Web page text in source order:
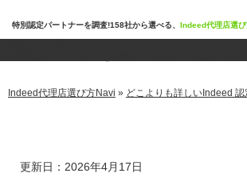
特別認定パートナーを調査!158社から選べる、 Indeed代理店選
Indeed代理店選び方Navi » どこよりも詳しいIndeed
更新日：2026年4月17日